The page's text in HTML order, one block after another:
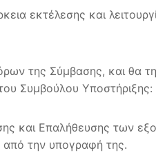
εκτέλεσης και
της Σύμβασης, και θα
Συμβούλου Υποστήριξης:
και Επαλήθευσης των
από την υπογραφή της.